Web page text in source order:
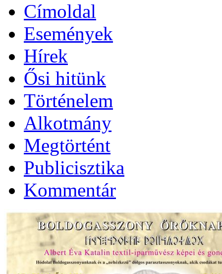
Címoldal
Események
Hírek
Ősi hitünk
Történelem
Alkotmány
Megtörtént
Publicisztika
Kommentár